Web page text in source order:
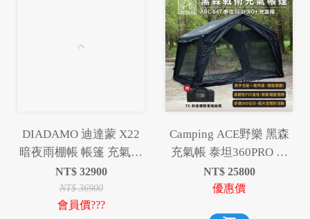
DIADAMO 迪達蒙 X22
暗夜雨棚帳 帳篷 充氣帳
篷 充氣帳 天幕 露營 野
營
NT$ 32900
NT$36900
會員價???
Camping ACE野樂 黑森
充氣帳 泰坦360PRO 充
氣帳 6-8人帳 炊事帳 充
氣帳篷 泰坦
NT$ 25800
優惠價